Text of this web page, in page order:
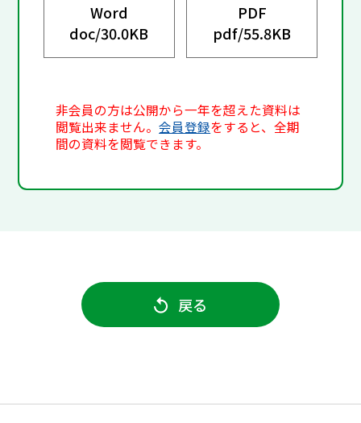
Word
doc/30.0KB
PDF
pdf/55.8KB
非会員の方は公開から一年を超えた資料は
閲覧出来ません。会員登録をすると、全期
間の資料を閲覧できます。
戻る